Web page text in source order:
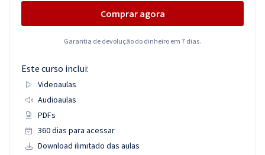
Comprar agora
Garantia de devolução do dinheiro em 7 dias.
Este curso inclui:
Videoaulas
Audioaulas
PDFs
360 dias para acessar
Download ilimitado das aulas